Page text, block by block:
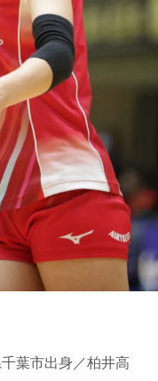
葉市出身／柏井高